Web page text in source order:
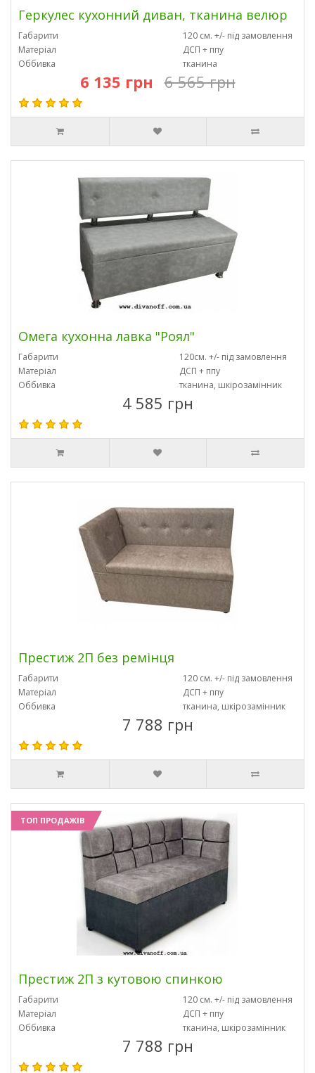
Геркулес кухонний диван, тканина велюр
Габарити
120 см. +/- під замовлення
Матеріал
ДСП + ппу
Оббивка
тканина
6 135 грн 6 565 грн
Омега кухонна лавка "Роял"
Габарити
120см. +/- під замовлення
Матеріал
ДСП + ппу
Оббивка
тканина, шкірозамінник
4 585 грн
Престиж 2П без ремінця
Габарити
120 см. +/- під замовлення
Матеріал
ДСП + ппу
Оббивка
тканина, шкірозамінник
7 788 грн
ТОП ПРОДАЖІВ
Престиж 2П з кутовою спинкою
Габарити
120 см. +/- під замовлення
Матеріал
ДСП + ппу
Оббивка
тканина, шкірозамінник
7 788 грн